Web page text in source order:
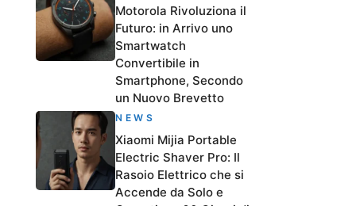
Motorola Rivoluziona il
Futuro: in Arrivo uno
Smartwatch
Convertibile in
Smartphone, Secondo
un Nuovo Brevetto
NEWS
Xiaomi Mijia Portable
Electric Shaver Pro: Il
Rasoio Elettrico che si
Accende da Solo e